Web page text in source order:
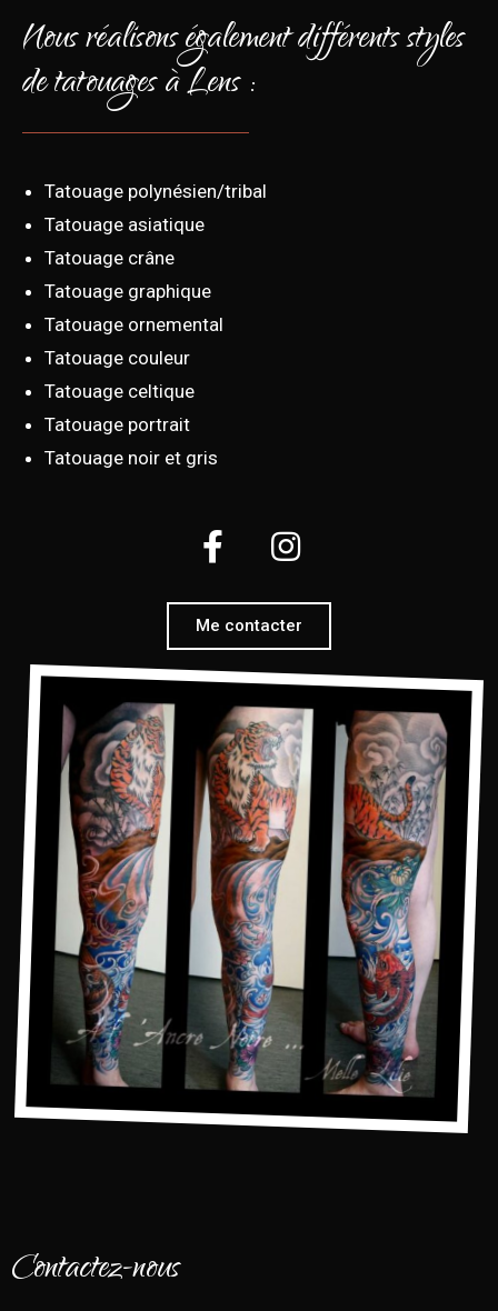
Nous réalisons également différents styles
de tatouages à Lens :
Tatouage polynésien/tribal
Tatouage asiatique
Tatouage crâne
Tatouage graphique
Tatouage ornemental
Tatouage couleur
Tatouage celtique
Tatouage portrait
Tatouage noir et gris
Me contacter
Contactez-nous